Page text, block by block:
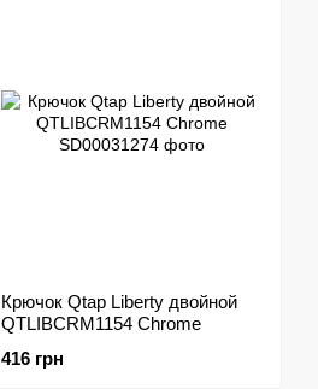
Крючок Qtap Liberty двойной
QTLIBCRM1154 Chrome
416 грн